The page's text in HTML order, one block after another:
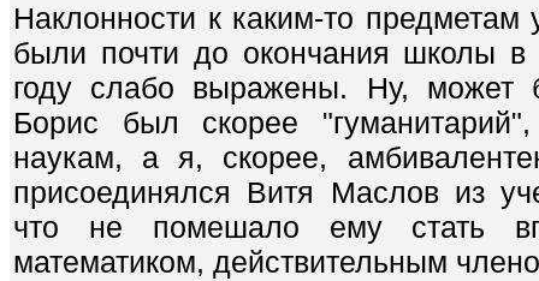
Наклонности к каким-то предметам
были почти до окончания школы в
году слабо выражены. Ну, может
Борис был скорее
наукам, а я, скорее,
присоединялся Витя Маслов из
что не помешало ему стать
математиком, действительным